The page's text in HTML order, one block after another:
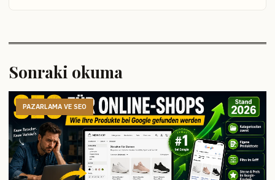
Sonraki okuma
PAZARLAMA VE SEO